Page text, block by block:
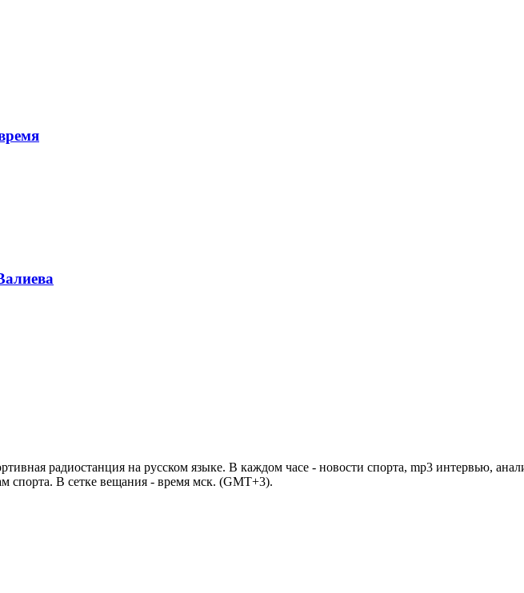
радиостанция на русском языке. В каждом часе - новости спорта, mp3 интервью,
спорта. В сетке вещания - время мск. (GMT+3).